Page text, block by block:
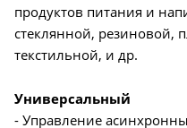
продуктов питания и
стеклянной, резиновой,
текстильной, и др.
Универсальный
- Управление